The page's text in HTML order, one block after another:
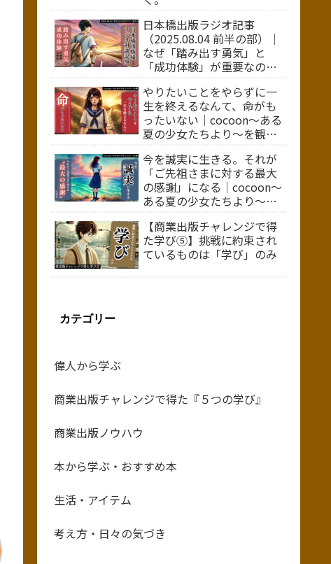
日本橋出版ラジオ記事
（2025.08.04 前半の部）｜
なぜ「踏み出す勇気」と
「成功体験」が重要なの
やりたいことをやらずに一
生を終えるなんて、命がも
ったいない｜cocoon～ある
夏の少女たちより～を観て
今を誠実に生きる。それが
「ご先祖さまに対する最大
の感謝」になる｜cocoon～
ある夏の少女たちより～を
【商業出版チャレンジで得
た学び⑤】挑戦に約束され
ているものは「学び」のみ
カテゴリー
偉人から学ぶ
商業出版チャレンジで得た『５つの学び』
商業出版ノウハウ
本から学ぶ・おすすめ本
生活・アイテム
考え方・日々の気づき